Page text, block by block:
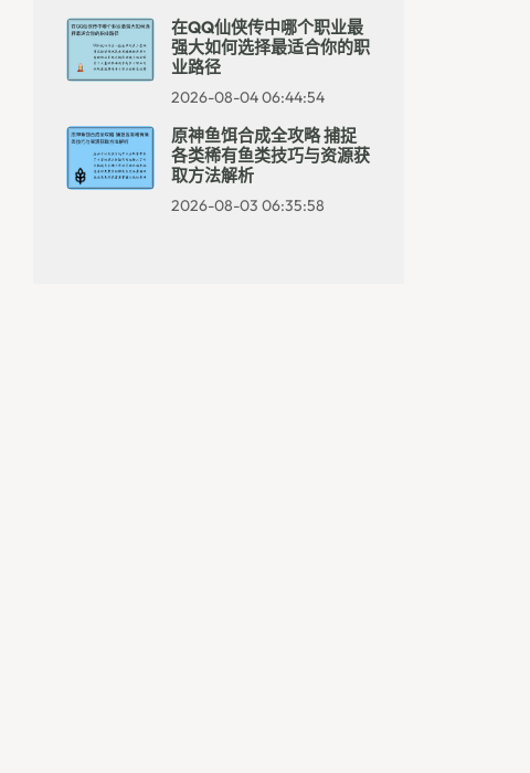
在QQ仙侠传中哪个职业最
强大如何选择最适合你的职
业路径
2026-08-04 06:44:54
原神鱼饵合成全攻略 捕捉
各类稀有鱼类技巧与资源获
取方法解析
2026-08-03 06:35:58